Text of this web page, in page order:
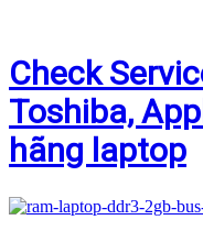
Check
Toshiba,
hãng laptop